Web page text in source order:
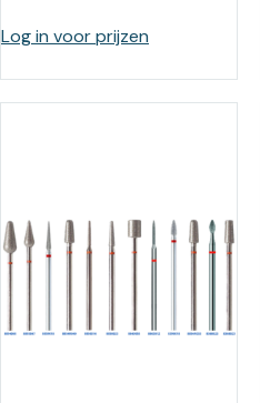
Log in voor prijzen